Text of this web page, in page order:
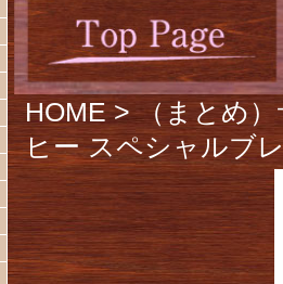
HOME > （まとめ
ヒー スペシャルブ